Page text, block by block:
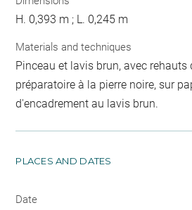
H. 0,393 m ; L. 0,245 m
Materials and techniques
Pinceau et lavis brun, avec rehauts
préparatoire à la pierre noire, sur
d'encadrement au lavis brun.
PLACES AND DATES
Date